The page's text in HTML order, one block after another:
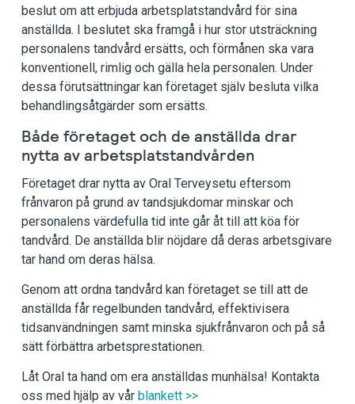
beslut om att erbjuda arbetsplatstandvård för sina
anställda. I beslutet ska framgå i hur stor utsträckning
personalens tandvård ersätts, och förmånen ska vara
konventionell, rimlig och gälla hela personalen. Under
dessa förutsättningar kan företaget själv besluta vilka
behandlingsåtgärder som ersätts.
Både företaget och de anställda drar
nytta av arbetsplatstandvården
Företaget drar nytta av Oral Terveysetu eftersom
frånvaron på grund av tandsjukdomar minskar och
personalens värdefulla tid inte går åt till att köa för
tandvård. De anställda blir nöjdare då deras arbetsgivare
tar hand om deras hälsa.
Genom att ordna tandvård kan företaget se till att de
anställda får regelbunden tandvård, effektivisera
tidsanvändningen samt minska sjukfrånvaron och på så
sätt förbättra arbetsprestationen.
Låt Oral ta hand om era anställdas munhälsa! Kontakta
oss med hjälp av vår blankett >>